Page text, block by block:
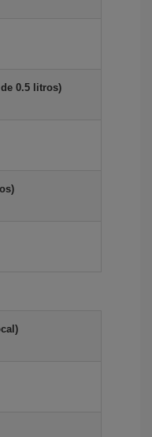
0.5 litros)